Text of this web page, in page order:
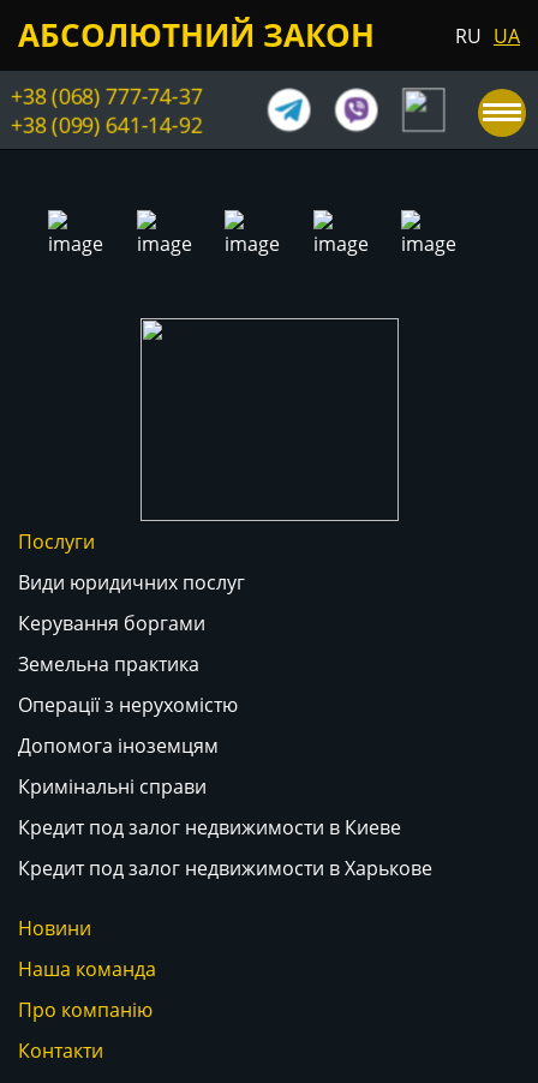
АБСОЛЮТНИЙ ЗАКОН RU UA
+38 (068) 777-74-37
+38 (099) 641-14-92
Послуги
Види юридичних послуг
Керування боргами
Земельна практика
Операції з нерухомістю
Допомога іноземцям
Кримінальні справи
Кредит под залог недвижимости в Киеве
Кредит под залог недвижимости в Харькове
Новини
Наша команда
Про компанію
Контакти